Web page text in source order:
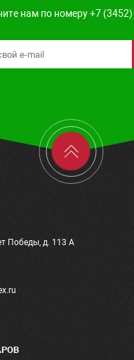
нам по номеру +7
Победы, д. 113 А